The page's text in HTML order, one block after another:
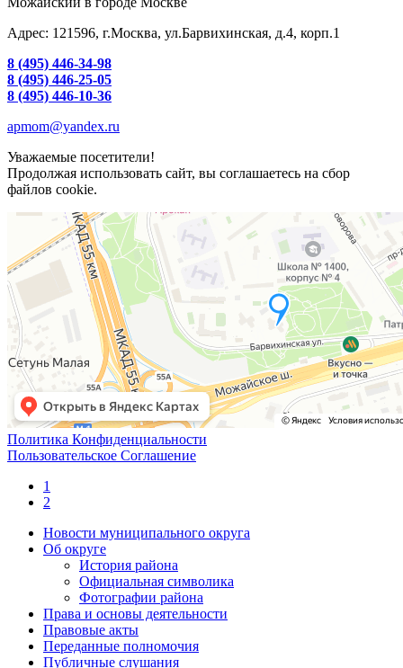
Адрес: 121596, г.Москва, ул.Барвихинская, д.4, корп.1
8 (495) 446-34-98
8 (495) 446-25-05
8 (495) 446-10-36
apmom@yandex.ru
Уважаемые посетители!
Продолжая использовать сайт, вы соглашаетесь на сбор
файлов cookie.
Политика Конфиденциальности
Пользовательское Соглашение
1
2
Новости муниципального округа
Об округе
История района
Официальная символика
Фотографии района
Права и основы деятельности
Правовые акты
Переданные полномочия
Публичные слушания